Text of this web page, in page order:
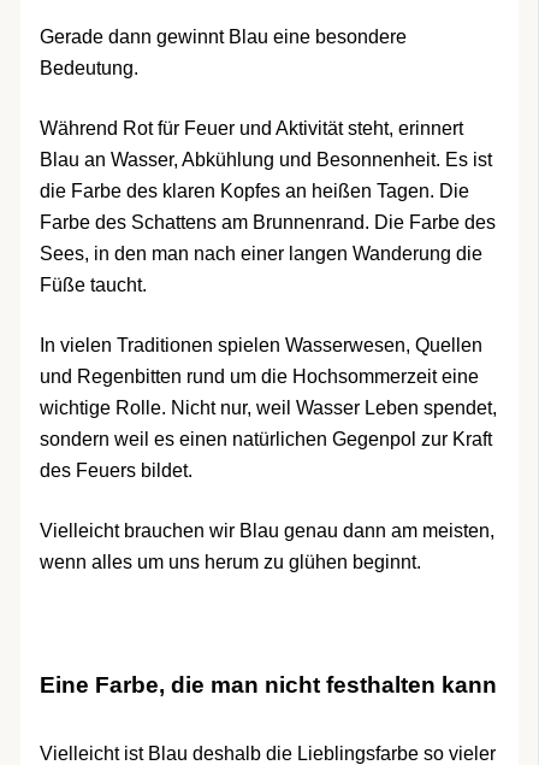
Gerade dann gewinnt Blau eine besondere
Bedeutung.
Während Rot für Feuer und Aktivität steht, erinnert
Blau an Wasser, Abkühlung und Besonnenheit. Es ist
die Farbe des klaren Kopfes an heißen Tagen. Die
Farbe des Schattens am Brunnenrand. Die Farbe des
Sees, in den man nach einer langen Wanderung die
Füße taucht.
In vielen Traditionen spielen Wasserwesen, Quellen
und Regenbitten rund um die Hochsommerzeit eine
wichtige Rolle. Nicht nur, weil Wasser Leben spendet,
sondern weil es einen natürlichen Gegenpol zur Kraft
des Feuers bildet.
Vielleicht brauchen wir Blau genau dann am meisten,
wenn alles um uns herum zu glühen beginnt.
Eine Farbe, die man nicht festhalten kann
Vielleicht ist Blau deshalb die Lieblingsfarbe so vieler